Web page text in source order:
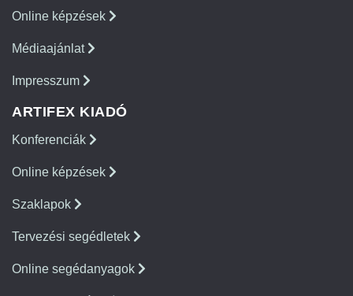
Online képzések
Médiaajánlat
Impresszum
ARTIFEX KIADÓ
Konferenciák
Online képzések
Szaklapok
Tervezési segédletek
Online segédanyagok